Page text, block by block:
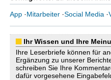
App ·Mitarbeiter ·Social Media ·
Ihr Wissen und Ihre
Ihre Leserbriefe können für
Ergänzung zu unserer
schreiben Sie Ihre
dafür vorgesehene